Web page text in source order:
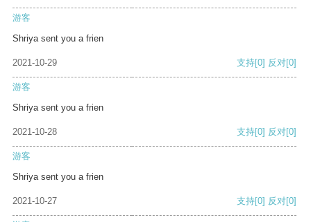
游客
Shriya sent you a frien
2021-10-29 支持[0] 反对[0]
游客
Shriya sent you a frien
2021-10-28 支持[0] 反对[0]
游客
Shriya sent you a frien
2021-10-27 支持[0] 反对[0]